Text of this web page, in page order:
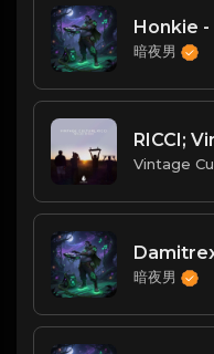
暗夜男
RICCI;
Vintage
暗夜男